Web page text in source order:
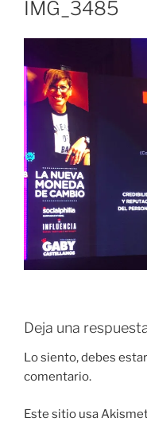
IMG_3485
Deja una
Lo siento, debes estar
comentario.
Este sitio usa